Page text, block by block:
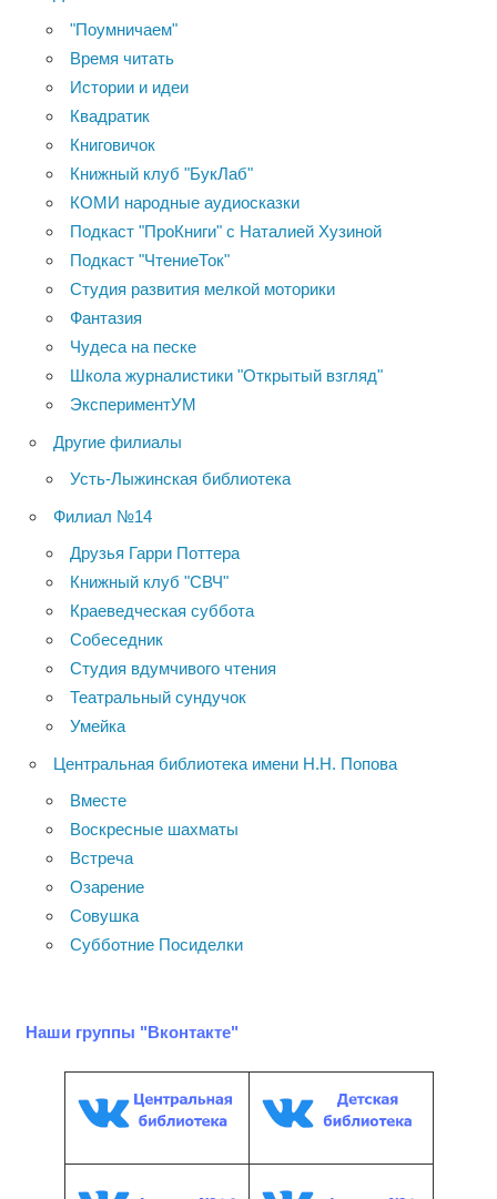
"Поумничаем"
Время читать
Истории и идеи
Квадратик
Книговичок
Книжный клуб "БукЛаб"
КОМИ народные аудиосказки
Подкаст "ПроКниги" с Наталией Хузиной
Подкаст "ЧтениеТок"
Студия развития мелкой моторики
Фантазия
Чудеса на песке
Школа журналистики "Открытый взгляд"
ЭкспериментУМ
Другие филиалы
Усть-Лыжинская библиотека
Филиал №14
Друзья Гарри Поттера
Книжный клуб "СВЧ"
Краеведческая суббота
Собеседник
Студия вдумчивого чтения
Театральный сундучок
Умейка
Центральная библиотека имени Н.Н. Попова
Вместе
Воскресные шахматы
Встреча
Озарение
Совушка
Субботние Посиделки
Наши группы "Вконтакте"